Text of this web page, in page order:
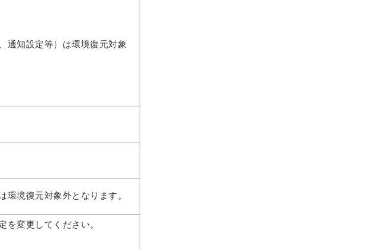
通知設定等）は環境復元対象
境復元対象外となります。
変更してください。